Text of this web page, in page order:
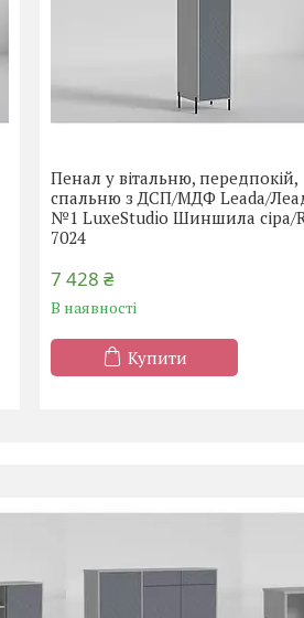
Пенал у вітальню, передпокій,
спальню з ДСП/МДФ Leada/
№1 LuxeStudio Шиншила сіра/
7024
7 428 ₴
В наявності
Купити